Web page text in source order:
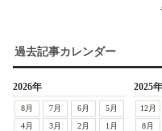
過去記事カレンダー
2026年
8月 7月 6月
5月
4月
3月 2月 1月
2025年
12月
8月